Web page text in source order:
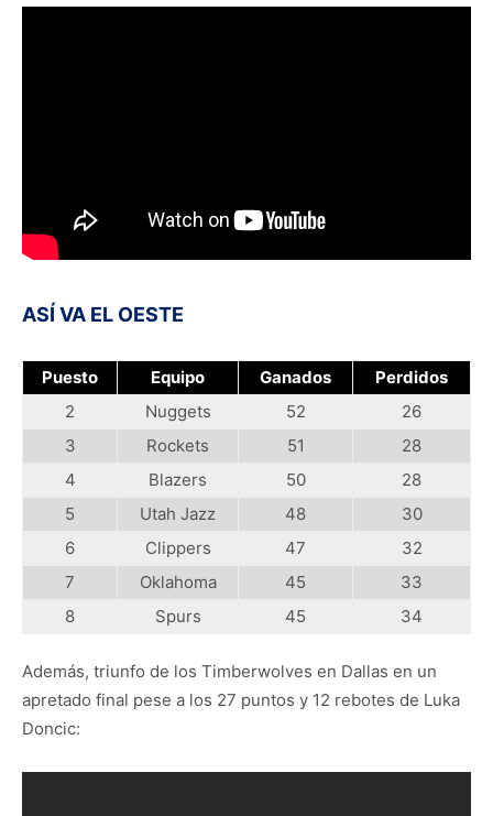
ASÍ VA EL OESTE
Puesto Equipo Ganados
Perdidos
2
Nuggets 52
26
3
Rockets 51
28
4
Blazers 50
28
5
Utah Jazz 48
30
6
Clippers 47
32
7
Oklahoma 45
33
8
Spurs 45 34
Además, triunfo de los Timberwolves en Dallas en un
apretado final pese a los 27 puntos y 12 rebotes de Luka
Doncic: